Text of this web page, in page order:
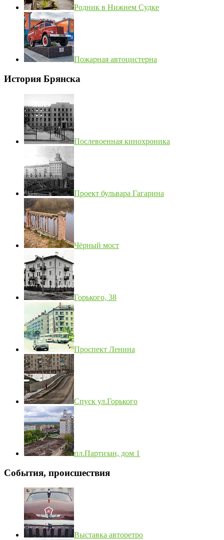
Родник в Нижнем Судке
Пожарная автоцистерна
История Брянска
Послевоенная кинохроника
Проект бульвара Гагарина
Чёрный мост
Горького, 38
Проспект Ленина
Спуск ул.Горького
пл.Партизан, дом 1
События, происшествия
Выставка авторетро